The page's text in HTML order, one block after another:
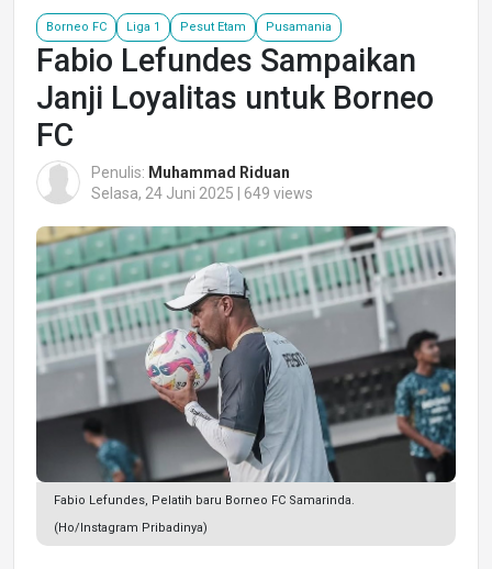
Borneo FC Liga 1 Pesut Etam Pusamania
Fabio Lefundes Sampaikan
Janji Loyalitas untuk Borneo
FC
Penulis: Muhammad Riduan
Selasa, 24 Juni 2025 | 649 views
Fabio Lefundes, Pelatih baru Borneo FC Samarinda.
(Ho/Instagram Pribadinya)